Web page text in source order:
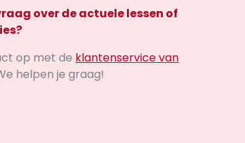
over de actuele lessen of
op met de klantenservice van
helpen je graag!